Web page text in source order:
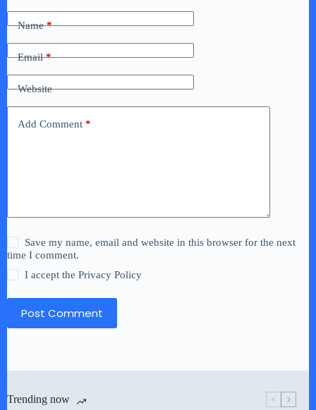
Name*
Email*
Website
Add Comment *
Save my name, email and website in this browser for the next
time I comment.
I accept thePrivacy Policy
Post Comment
Trending now